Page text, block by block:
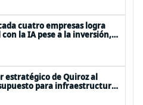
cuatro empresas logra
la IA pese a la inversión,
Económico Mundial
estratégico de Quiroz al
para infraestructura